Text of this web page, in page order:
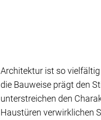
Architektur ist so
die Bauweise prägt den
unterstreichen den
Haustüren verwirklichen